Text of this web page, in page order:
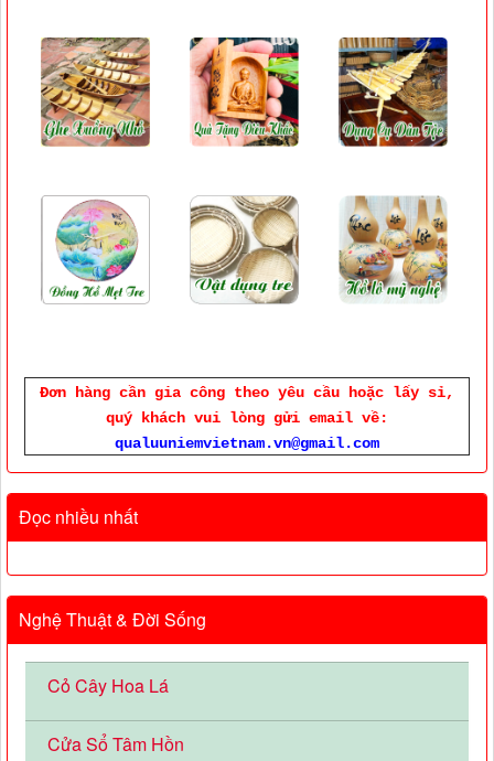
Đơn hàng cần gia công theo yêu cầu hoặc lấy sỉ,
quý khách vui lòng gửi email về:
qualuuniemvietnam.vn@gmail.com
Đọc nhiều nhất
Nghệ Thuật & Đời Sống
Cỏ Cây Hoa Lá
Cửa Sổ Tâm Hồn